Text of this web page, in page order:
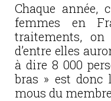
Chaque année,
femmes en
traitements,
d’entre elles
à dire 8 000
bras » est donc
mous du